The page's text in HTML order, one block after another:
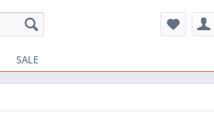
SALE